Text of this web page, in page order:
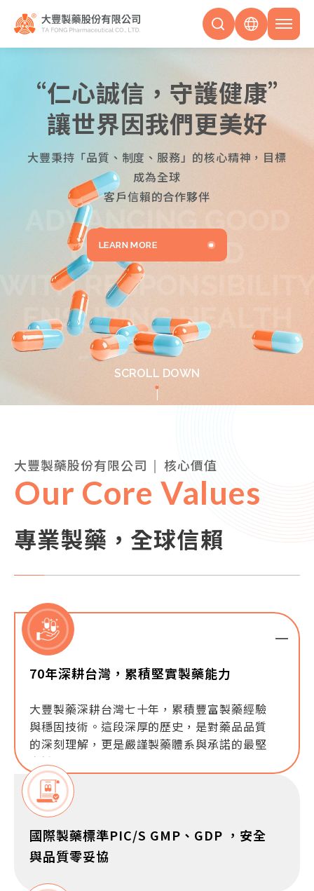
“仁心誠信，守護健康”
讓世界因我們更美好
大豐秉持「品質、制度、服務」的核心精神，目標
成為全球
客戶信賴的合作夥伴
LEARN MORE
SCROLL DOWN
大豐製藥股份有限公司 核心價值
Our Core Values
專業製藥，全球信賴
70年深耕台灣，累積堅實製藥能力
大豐製藥深耕台灣七十年，累積豐富製藥經驗
與穩固技術。這段深厚的歷史，是對藥品品質
的深刻理解，更是嚴謹製藥體系與承諾的最堅
實證明。
國際製藥標準PIC/S GMP、GDP ，安全
與品質零妥協